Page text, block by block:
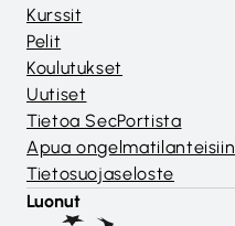
Kurssit
Pelit
Koulutukset
Uutiset
Tietoa SecPortista
Apua ongelmatilanteisiin
Tietosuojaseloste
Luonut